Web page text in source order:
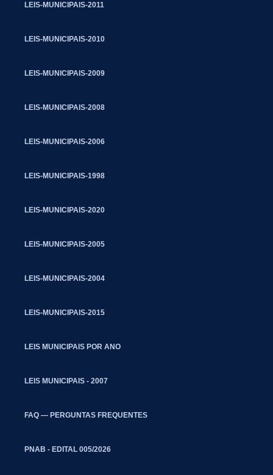
LEIS-MUNICIPAIS-2011
LEIS-MUNICIPAIS-2010
LEIS-MUNICIPAIS-2009
LEIS-MUNICIPAIS-2008
LEIS-MUNICIPAIS-2006
LEIS-MUNICIPAIS-1998
LEIS-MUNICIPAIS-2020
LEIS-MUNICIPAIS-2005
LEIS-MUNICIPAIS-2004
LEIS-MUNICIPAIS-2015
LEIS MUNICIPAIS POR ANO
LEIS MUNICIPAIS - 2007
FAQ — PERGUNTAS FREQUENTES
PNAB - EDITAL 005/2026